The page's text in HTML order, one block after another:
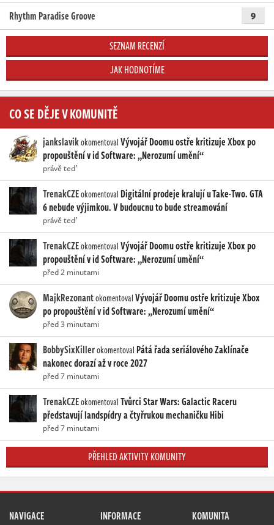
Rhythm Paradise Groove 9
SEZNAM RECENZÍ
JAK HODNOTÍME
CO SE DĚJE V KOMUNITĚ
jankslavikokomentovalVývojář Doomu ostře kritizuje Xbox po
propouštění v id Software: „Nerozumí umění“
právě teď
TrenakCZEokomentoval Digitální prodeje kralují u Take-Two. GTA
6 nebude výjimkou. V budoucnu to bude streamování
právě teď
TrenakCZEokomentovalVývojář Doomu ostře kritizuje Xbox po
propouštění v id Software: „Nerozumí umění“
před 2 minutami
MajkRezonantokomentovalVývojář Doomu ostře kritizuje Xbox
po propouštění v id Software: „Nerozumí umění“
před 3 minutami
BobbySixKillerokomentoval Pátá řada seriálového Zaklínače
nakonec dorazí až v roce 2027
před 7 minutami
TrenakCZEokomentovalTvůrci Star Wars: Galactic Raceru
představují landspídry a čtyřrukou mechaničku Hibi
před 7 minutami
PŘEHLED AKTIVITY KOMUNITY
NAVIGACE INFORMACE KOMUNITA